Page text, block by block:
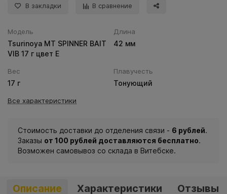
В закладки В сравнение
Модель
Tsurinoya MT SPINNER BAIT
VIB 17 г цвет E
Длина
42 мм
Вес
17 г
Плавучесть
Тонующий
Все характеристики
Стоимость доставки до отделения связи - 6 рублей.
Заказы от 100 рублей доставляются бесплатно.
Возможен самовывоз со склада в Витебске.
Описание Характеристики Отзывы